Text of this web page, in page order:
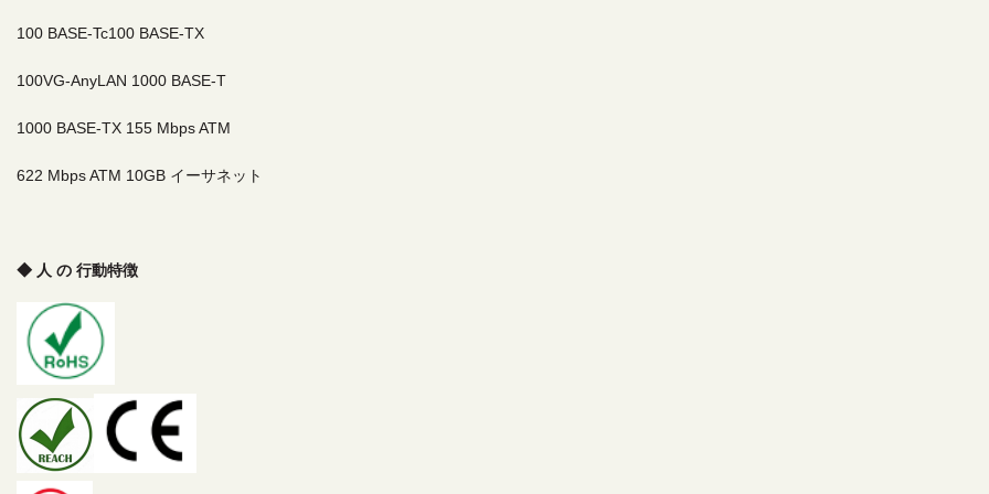
100 BASE-Tc100 BASE-TX
100VG-AnyLAN 1000 BASE-T
1000 BASE-TX 155 Mbps ATM
622 Mbps ATM 10GB イーサネット
◆ 人 の 行動特徴